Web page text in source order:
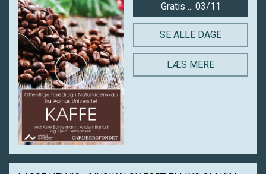
Gratis ... 03/11
SE ALLE DAGE
LÆS MERE